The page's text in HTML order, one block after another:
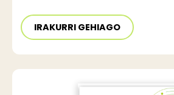
IRAKURRI GEHIAGO